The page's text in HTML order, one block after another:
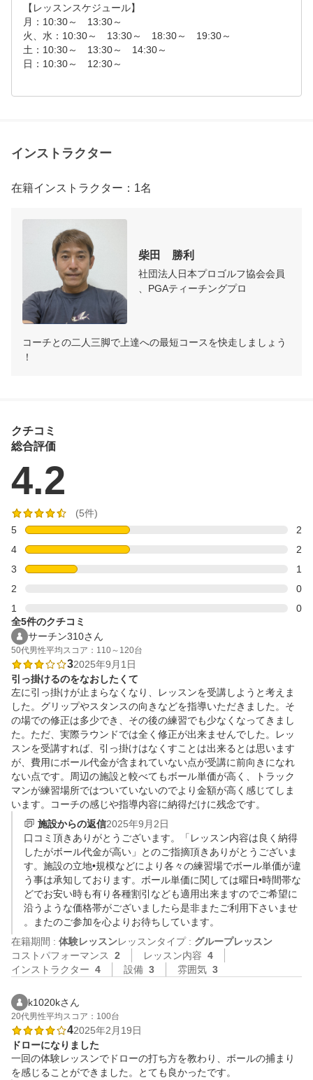
【レッスンスケジュール】
月：10:30～　13:30～
火、水：10:30～　13:30～　18:30～　19:30～
土：10:30～　13:30～　14:30～
日：10:30～　12:30～
インストラクター
在籍インストラクター：1名
柴田　勝利
社団法人日本プロゴルフ協会会員
、PGAティーチングプロ
コーチとの二人三脚で上達への最短コースを快走しましょう
！
クチコミ
総合評価
4.2
(5件)
5
2
4
2
3
1
2
0
1
0
全5件のクチコミ
サーチン310さん
50代男性平均スコア：110～120台
32025年9月1日
引っ掛けるのをなおしたくて
左に引っ掛けが止まらなくなり、レッスンを受講しようと考えま
した。グリップやスタンスの向きなどを指導いただきました。そ
の場での修正は多少でき、その後の練習でも少なくなってきまし
た。ただ、実際ラウンドでは全く修正が出来ませんでした。レッ
スンを受講すれば、引っ掛けはなくすことは出来るとは思います
が、費用にボール代金が含まれていない点が受講に前向きになれ
ない点です。周辺の施設と較べてもボール単価が高く、トラック
マンが練習場所ではついていないのでより金額が高く感じてしま
います。コーチの感じや指導内容に納得だけに残念です。
施設からの返信2025年9月2日
口コミ頂きありがとうございます。「レッスン内容は良く納得
したがボール代金が高い」とのご指摘頂きありがとうございま
す。施設の立地•規模などにより各々の練習場でボール単価が違
う事は承知しております。ボール単価に関しては曜日•時間帯な
どでお安い時も有り各種割引なども適用出来ますのでご希望に
沿うような価格帯がございましたら是非またご利用下さいませ
。またのご参加を心よりお待ちしています。
在籍期間 : 体験レッスンレッスンタイプ : グループレッスン
コストパフォーマンス
2 レッスン内容 4
インストラクター 4 設備 3 雰囲気 3
k1020kさん
20代男性平均スコア：100台
42025年2月19日
ドローになりました
一回の体験レッスンでドローの打ち方を教わり、ボールの捕まり
を感じることができました。とても良かったです。